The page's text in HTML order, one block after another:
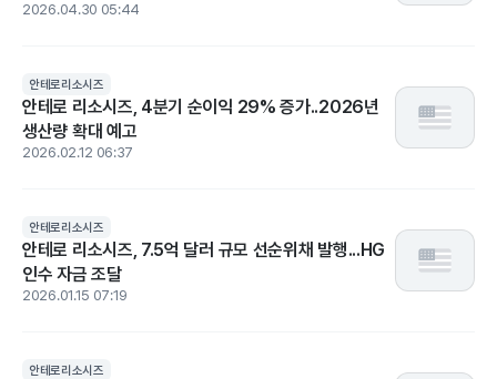
2026.04.30 05:44
안테로리소시즈
안테로 리소시즈, 4분기 순이익 29% 증가..2026년
생산량 확대 예고
2026.02.12 06:37
안테로리소시즈
안테로 리소시즈, 7.5억 달러 규모 선순위채 발행...HG
인수 자금 조달
2026.01.15 07:19
안테로리소시즈